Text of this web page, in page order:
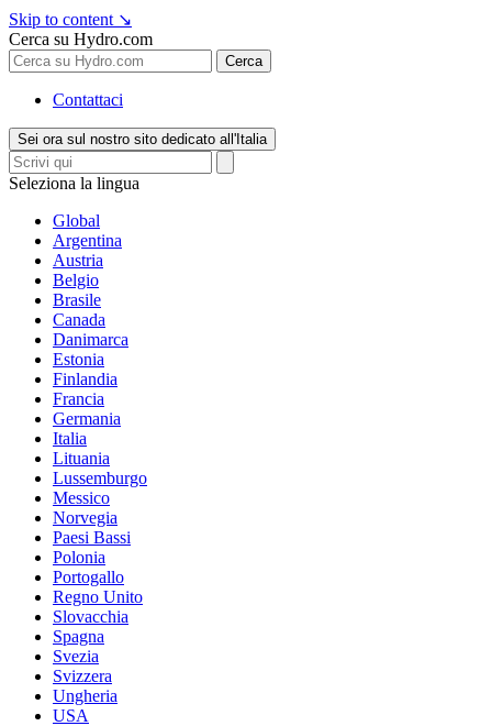
Skip to content ↘
Cerca su Hydro.com
Cerca
Contattaci
Sei ora sul nostro sito dedicato all'Italia
Seleziona la lingua
Global
Argentina
Austria
Belgio
Brasile
Canada
Danimarca
Estonia
Finlandia
Francia
Germania
Italia
Lituania
Lussemburgo
Messico
Norvegia
Paesi Bassi
Polonia
Portogallo
Regno Unito
Slovacchia
Spagna
Svezia
Svizzera
Ungheria
USA